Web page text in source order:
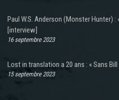
Paul W.S. Anderson (Monster Hunter) :
[interview]
16 septembre 2023
Lost in translation a 20 ans : « Sans
15 septembre 2023